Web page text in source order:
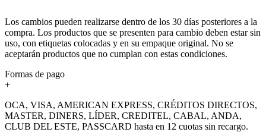
Los cambios pueden realizarse dentro de los 30 días posteriores a la
compra. Los productos que se presenten para cambio deben estar sin
uso, con etiquetas colocadas y en su empaque original. No se
aceptarán productos que no cumplan con estas condiciones.
Formas de pago
+
OCA, VISA, AMERICAN EXPRESS, CRÉDITOS DIRECTOS,
MASTER, DINERS, LÍDER, CREDITEL, CABAL, ANDA,
CLUB DEL ESTE, PASSCARD hasta en 12 cuotas sin recargo.